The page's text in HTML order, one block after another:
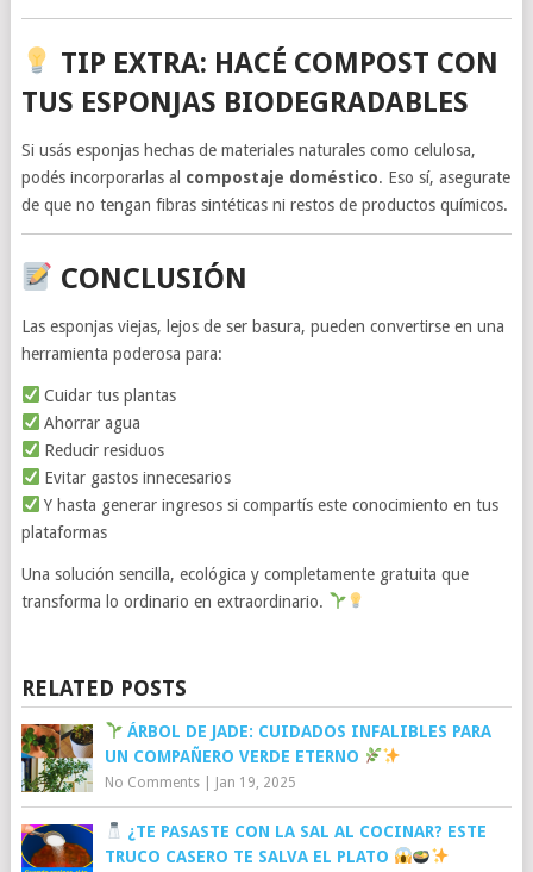
TIP EXTRA: HACÉ COMPOST CON
TUS ESPONJAS BIODEGRADABLES
Si usás esponjas hechas de materiales naturales como celulosa,
podés incorporarlas al compostaje doméstico. Eso sí, asegurate
de que no tengan fibras sintéticas ni restos de productos químicos.
CONCLUSIÓN
Las esponjas viejas, lejos de ser basura, pueden convertirse en una
herramienta poderosa para:
Cuidar tus plantas
Ahorrar agua
Reducir residuos
Evitar gastos innecesarios
Y hasta generar ingresos si compartís este conocimiento en tus
plataformas
Una solución sencilla, ecológica y completamente gratuita que
transforma lo ordinario en extraordinario.
RELATED POSTS
ÁRBOL DE JADE: CUIDADOS INFALIBLES PARA
UN COMPAÑERO VERDE ETERNO
No Comments| Jan 19, 2025
¿TE PASASTE CON LA SAL AL COCINAR? ESTE
TRUCO CASERO TE SALVA EL PLATO